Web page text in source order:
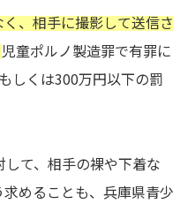
、相手に撮影して送信さ
児童ポルノ製造罪で有罪に
しくは300万円以下の罰
て、相手の裸や下着な
めることも、兵庫県青少